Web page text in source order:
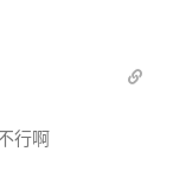
行啊